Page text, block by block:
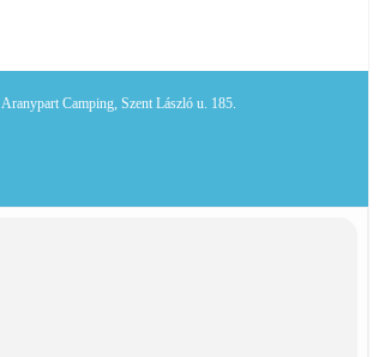
Aranypart Camping, Szent László u. 185.